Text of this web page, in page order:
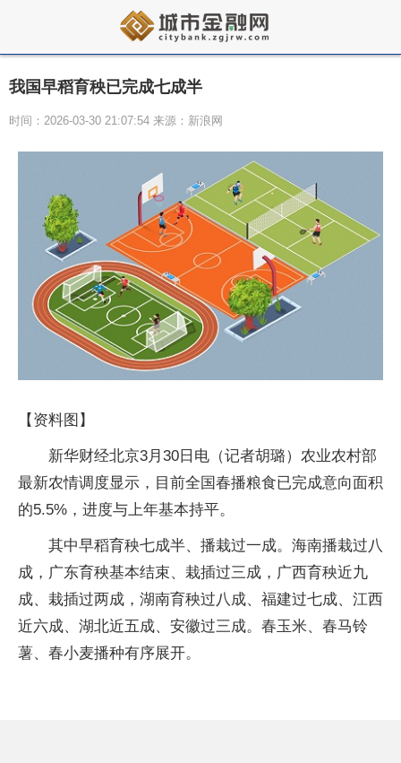
我国早稻育秧已完成七成半
时间：2026-03-30 21:07:54 来源：新浪网
【资料图】
新华财经北京3月30日电（记者胡璐）农业农村部
最新农情调度显示，目前全国春播粮食已完成意向面积
的5.5%，进度与上年基本持平。
其中早稻育秧七成半、播栽过一成。海南播栽过八
成，广东育秧基本结束、栽插过三成，广西育秧近九
成、栽插过两成，湖南育秧过八成、福建过七成、江西
近六成、湖北近五成、安徽过三成。春玉米、春马铃
薯、春小麦播种有序展开。